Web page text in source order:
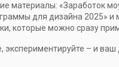
материалы: «Заработок
для дизайна 2025»
которые можно сразу
экспериментируйте – и